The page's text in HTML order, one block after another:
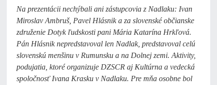
Na prezentácii nechýbali ani zástupcovia z Nadlaku: Ivan
Miroslav Ambruš, Pavel Hlásnik a za slovenské občianske
združenie Dotyk ľudskosti pani Mária Katarína Hrkľová.
Pán Hlásnik nepredstavoval len Nadlak, predstavoval celú
slovenskú menšinu v Rumunsku a na Dolnej zemi. Aktivity,
podujatia, ktoré organizuje DZSCR aj Kultúrna a vedecká
spoločnosť Ivana Krasku v Nadlaku. Pre mňa osobne bol